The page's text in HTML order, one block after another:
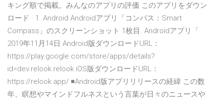
キング順で掲載。みんなのアプリの評価 このアプリをダウン
ロード · 1. Android Androidアプリ「コンパス：Smart
Compass」のスクリーンショット 1枚目. Androidアプリ「
2019年11月14日 Android版ダウンロードURL：
https://play.google.com/store/apps/details?
id=dev.relook.relook iOS版ダウンロードURL：
https://relook.app/ ◾️Android版アプリリリースの経緯 この数
年、瞑想やマインドフルネスという言葉が日々のニュースや